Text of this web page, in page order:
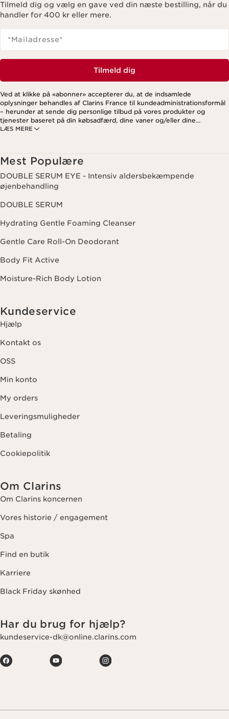
Tilmeld dig og vælg en gave ved din næste bestilling, når du
handler for 400 kr eller mere.
*Mailadresse*
Tilmeld dig
LÆS MERE
Ved at klikke på «abonner» accepterer du, at de indsamlede
oplysninger behandles af Clarins France til kundeadministrationsformål
– herunder at sende dig personlige tilbud på vores produkter og
tjenester baseret på din købsadfærd, dine vaner og/eller dine
interesser. Dette kan også omfatte visning på sociale medier og
nyhedsbrev. For mere information om, hvordan vi håndterer dine data
og dine rettigheder, se venligst vores
Mest Populære
DOUBLE SERUM EYE - Intensiv aldersbekæmpende
øjenbehandling
DOUBLE SERUM
Hydrating Gentle Foaming Cleanser
Gentle Care Roll-On Deodorant
Body Fit Active
Moisture-Rich Body Lotion
Kundeservice
Hjælp
Kontakt os
OSS
Min konto
My orders
Leveringsmuligheder
Betaling
Cookiepolitik
Om Clarins
Om Clarins koncernen
Vores historie / engagement
Spa
Find en butik
Karriere
Black Friday skønhed
Har du brug for hjælp?
kundeservice-dk@online.clarins.com